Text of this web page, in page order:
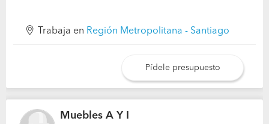
Trabaja en Región Metropolitana - Santiago
Pídele presupuesto
Muebles A Y I